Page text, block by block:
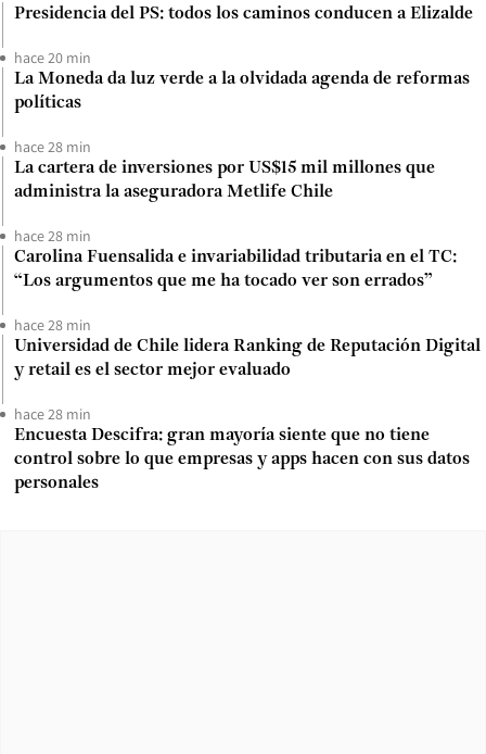
Presidencia del PS: todos los caminos conducen a Elizalde
hace 20 min
La Moneda da luz verde a la olvidada agenda de reformas
políticas
hace 28 min
La cartera de inversiones por US$15 mil millones que
administra la aseguradora Metlife Chile
hace 28 min
Carolina Fuensalida e invariabilidad tributaria en el TC:
“Los argumentos que me ha tocado ver son errados”
hace 28 min
Universidad de Chile lidera Ranking de Reputación Digital
y retail es el sector mejor evaluado
hace 28 min
Encuesta Descifra: gran mayoría siente que no tiene
control sobre lo que empresas y apps hacen con sus datos
personales